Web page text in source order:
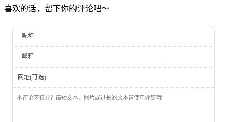
喜欢的话，留下你的评论吧～
昵称
邮箱
网址(可选)